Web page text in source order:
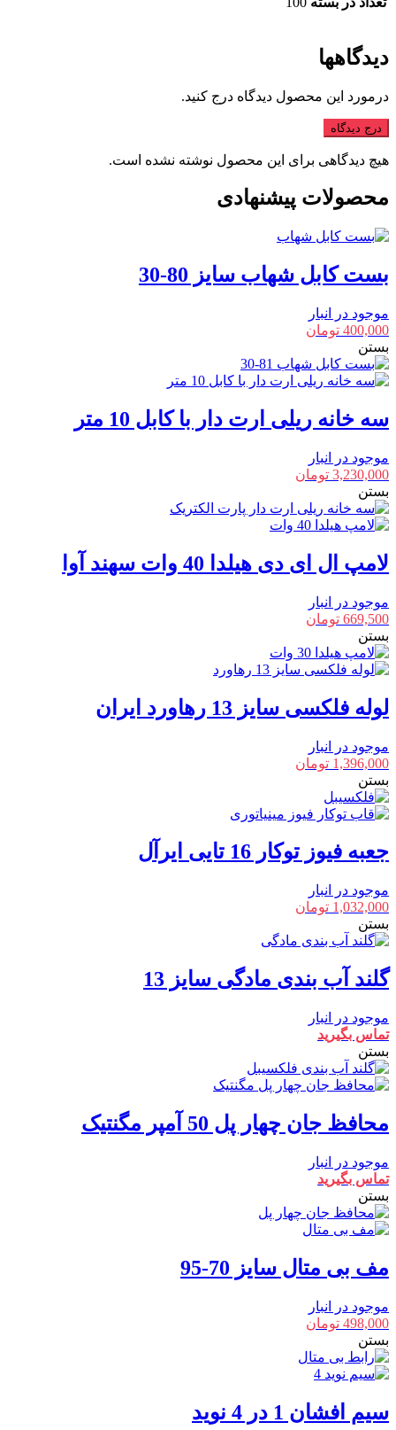
دیدگاهها
درمورد این محصول دیدگاه درج کنید.
درج دیدگاه
هیچ دیدگاهی برای این محصول نوشته نشده است.
محصولات پیشنهادی
بست کابل شهاب سایز 80-30
موجود در انبار
400,000 تومان
بستن
سه خانه ریلی ارت دار با کابل 10 متر
موجود در انبار
3,230,000 تومان
بستن
لامپ ال ای دی هیلدا 40 وات سهند آوا
موجود در انبار
669,500 تومان
بستن
لوله فلکسی سایز 13 رهاورد ایران
موجود در انبار
1,396,000 تومان
بستن
جعبه فیوز توکار 16 تایی ایرآل
موجود در انبار
1,032,000 تومان
بستن
گلند آب بندی مادگی سایز 13
موجود در انبار
تماس بگیرید
بستن
محافظ جان چهار پل 50 آمپر مگنتیک
موجود در انبار
تماس بگیرید
بستن
مف بی متال سایز 70-95
موجود در انبار
498,000 تومان
بستن
سیم افشان 1 در 4 نوید